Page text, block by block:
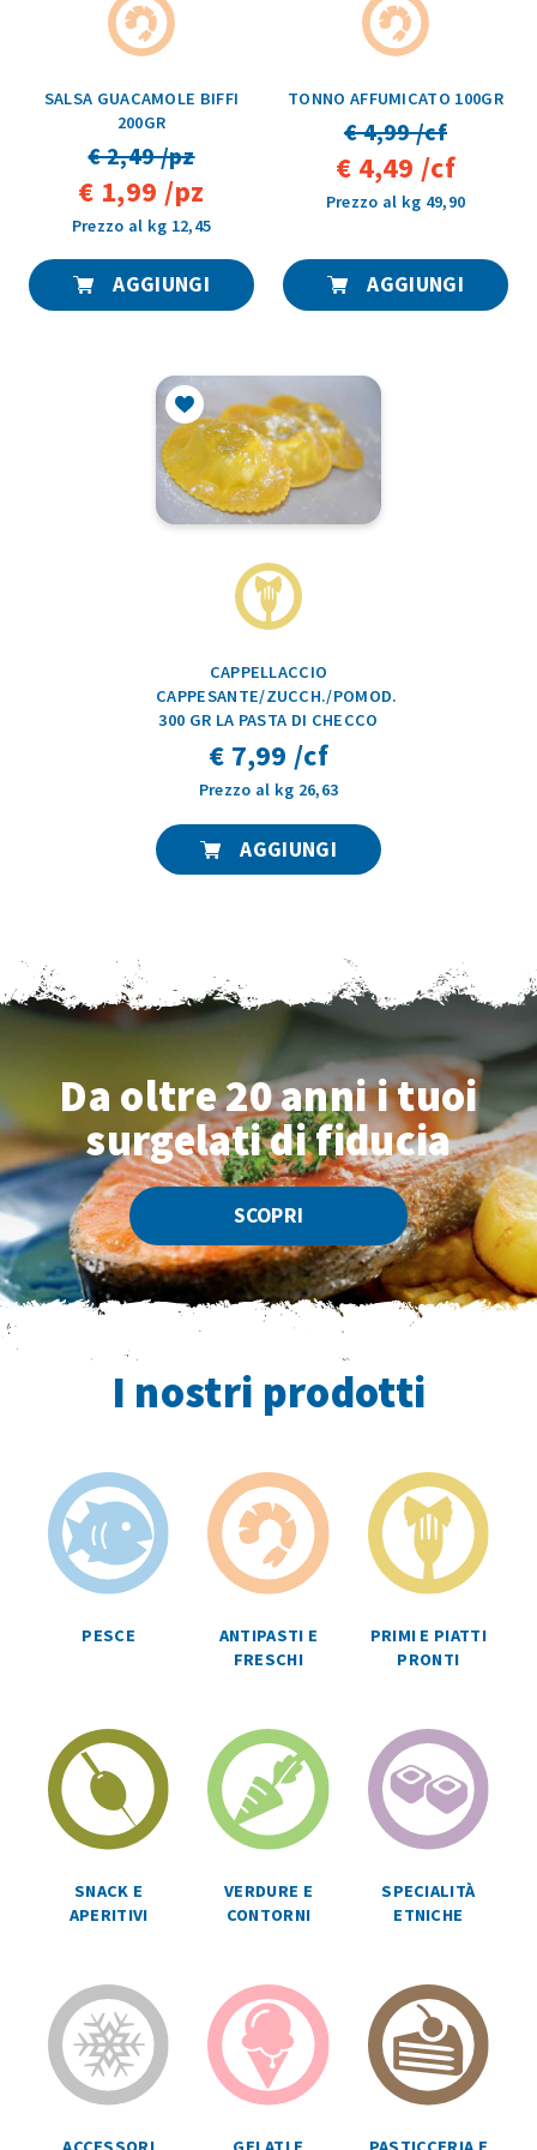
SALSA GUACAMOLE BIFFI
200GR
€ 2,49 /pz
€ 1,99 /pz
Prezzo al kg 12,45
AGGIUNGI
TONNO AFFUMICATO 100GR
€ 4,99 /cf
€ 4,49 /cf
Prezzo al kg 49,90
AGGIUNGI
CAPPELLACCIO
CAPPESANTE/ZUCCH./POMOD.
300 GR LA PASTA DI CHECCO
€ 7,99 /cf
Prezzo al kg 26,63
AGGIUNGI
Da oltre 20 annii tuoi
surgelati di fiducia
SCOPRI
I nostri prodotti
PESCE
ANTIPASTI E
FRESCHI
PRIMI E PIATTI
PRONTI
SNACK E
APERITIVI
VERDURE E
CONTORNI
SPECIALITÀ
ETNICHE